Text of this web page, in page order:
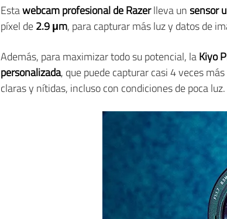
Estawebcam profesional de Razerlleva unsensor
píxel de2.9μm, para capturar más luz y datos de
Además, para maximizar todo su potencial, laKiyo
personalizada, que puede capturar casi 4 veces
claras y nítidas, incluso con condiciones de poca luz.